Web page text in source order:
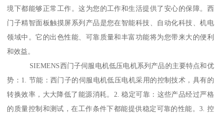
境下都能够正常工作。这为您的工作和生活提供了安心的保障。西
门子精智面板触摸屏系列产品是您在智能科技、自动化科技、机电
领域中。它的出色性能、可靠质量和丰富功能将为您带来大的便利
和效益。
SIEMENS西门子伺服电机低压电机系列产品的主要特点和优
势：1. 节能：西门子的伺服电机低压电机采用的控制技术，具有的
转换效率，大大降低了能源消耗。2. 稳定可靠：这些产品经过严格
的质量控制和测试，在工作条件下都能提供稳定可靠的性能。3. 控